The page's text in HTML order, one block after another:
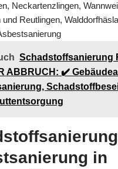
Neckartenzlingen,
und Reutlingen,
Schadstoffsanierung
ABBRUCH: ✔️
in